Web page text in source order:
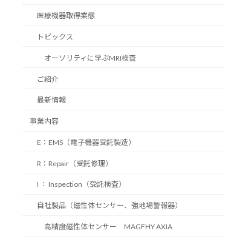
医療機器取得業態
トピックス
オーソリティに学ぶMRI検査
ご紹介
最新情報
事業内容
E：EMS（電子機器受託製造）
R：Repair（受託修理）
I ： Inspection（受託検査）
自社製品（磁性体センサー、強地場警報器）
高精度磁性体センサー MAGFHY AXIA